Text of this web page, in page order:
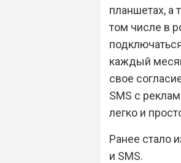
планшетах, а
том числе в
каждый
свое
SMS с
легко и
Ранее стало
и SMS.